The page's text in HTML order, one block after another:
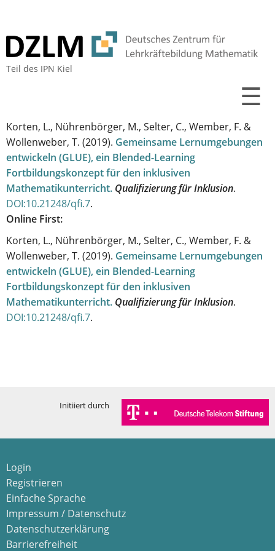
Teil des IPN Kiel
☰
Korten, L., Nührenbörger, M., Selter, C., Wember, F. &
Wollenweber, T. (2019). Gemeinsame Lernumgebungen
entwickeln (GLUE), ein Blended-Learning
Fortbildungskonzept für den inklusiven
Mathematikunterricht. Qualifizierung für Inklusion.
DOI:10.21248/qfi.7.
Online First:
Korten, L., Nührenbörger, M., Selter, C., Wember, F. &
Wollenweber, T. (2019). Gemeinsame Lernumgebungen
entwickeln (GLUE), ein Blended-Learning
Fortbildungskonzept für den inklusiven
Mathematikunterricht. Qualifizierung für Inklusion.
DOI:10.21248/qfi.7.
Initiiert durch
Login
Registrieren
Einfache Sprache
Impressum / Datenschutz
Datenschutzerklärung
Barrierefreiheit